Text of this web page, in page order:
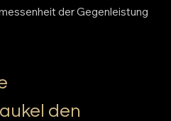
der Gegenleistung
den